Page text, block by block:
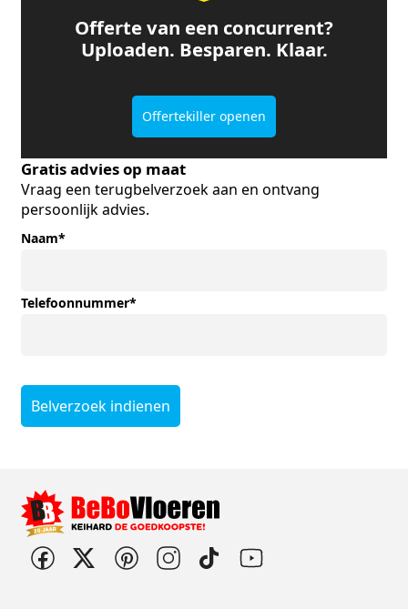
Offerte van een concurrent?
Uploaden. Besparen. Klaar.
Offertekiller openen
Gratis advies op maat
Vraag een terugbelverzoek aan en ontvang
persoonlijk advies.
Naam*
Telefoonnummer*
Belverzoek indienen